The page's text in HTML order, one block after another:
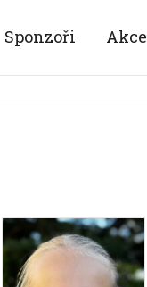
Sponzoři Akce